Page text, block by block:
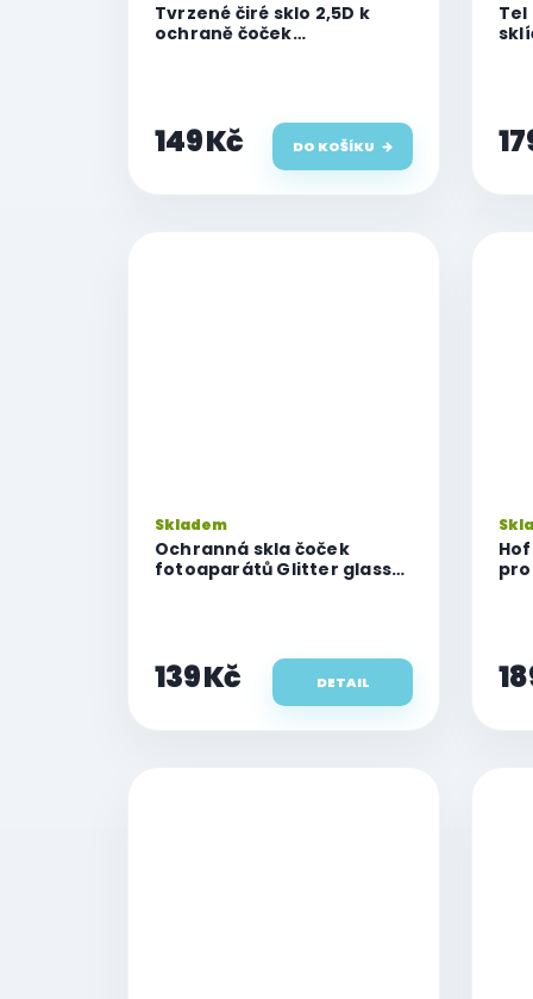
Tvrzené čiré sklo 2,5D k
ochraně čoček
149 Kč DO KOŠÍKU
Ochranná skla čoček
fotoaparátů Glitter glass
Skladem
139 Kč DETAIL